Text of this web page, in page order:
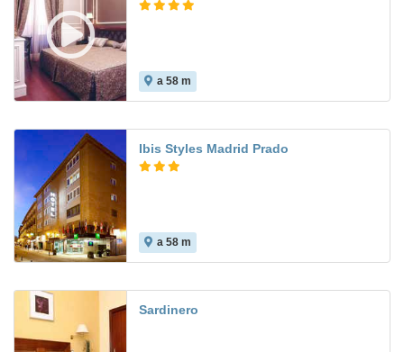
a 58 m
Ibis Styles Madrid Prado
a 58 m
Sardinero